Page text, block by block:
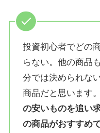
投資初心者でどの
らない。他の商品
分では決められな
商品だと思います
の安いものを追い
の商品がおすすめ